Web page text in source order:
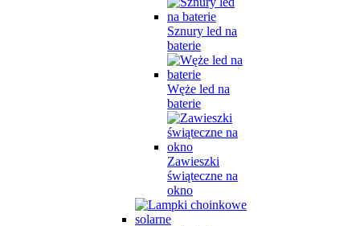
Sznury led na
baterie
Węże led na
baterie
Zawieszki
świąteczne na
okno